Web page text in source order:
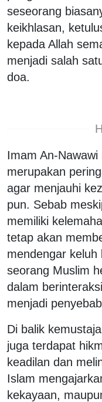
seseorang
keikhlasan,
kepada Allah
menjadi salah
doa.
Imam An-
merupakan
agar menjauhi
pun. Sebab
memiliki
tetap akan
mendengar keluh
seorang Muslim
dalam
menjadi
Di balik
juga terdapat
keadilan dan
Islam
kekayaan,